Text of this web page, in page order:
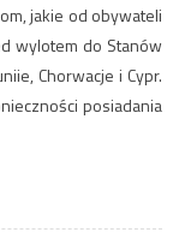
jakie od obywateli
wylotem do Stanów
Chorwacje i Cypr.
posiadania